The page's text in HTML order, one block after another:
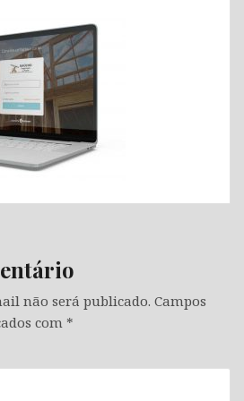
não será publicado. Campos
com *